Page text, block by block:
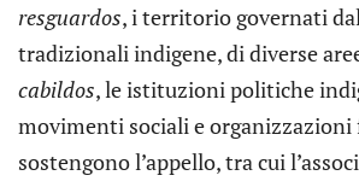
resguardos, i territorio governati
tradizionali indigene, di diverse
cabildos, le istituzioni politiche
movimenti sociali e
sostengono l’appello, tra cui